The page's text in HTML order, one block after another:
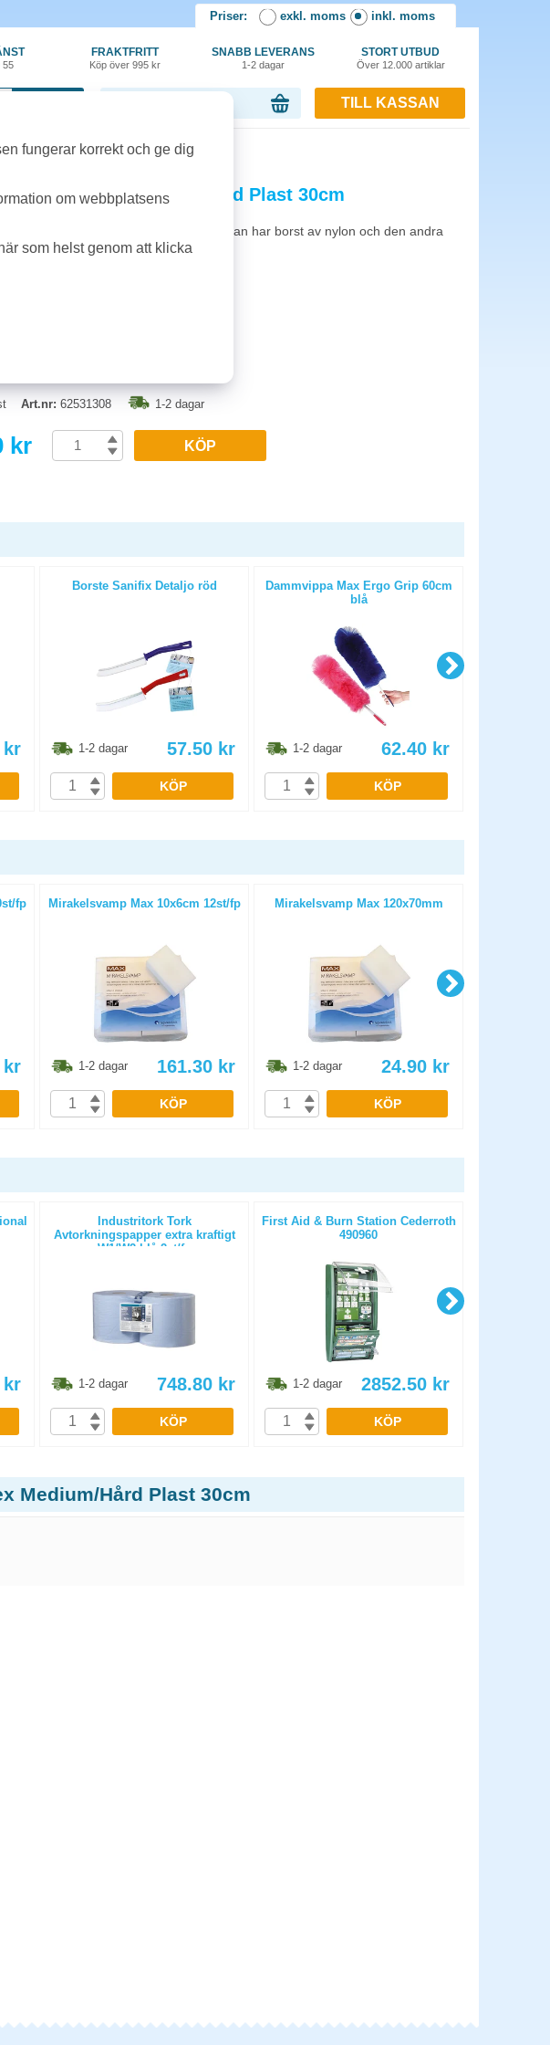
Priser: exkl. moms inkl. moms
55
FRAKTFRITT
Köp över 995 kr
SNABB LEVERANS
1-2 dagar
STORT UTBUD
Över 12.000 artiklar
TILL KASSAN
30cm
Nordex Medium/Hård Plast 30cm
för både damm och möbler. Ena sidan har borst av nylon och den andra
tagelblandning.
Art.nr: 62531308 1-2 dagar
kr KÖP
kr
Borste Sanifix Detaljo röd
1-2 dagar 57.50 kr
KÖP
Dammvippa Max Ergo Grip 60cm
blå
1-2 dagar 62.40 kr
KÖP
fp
kr
Mirakelsvamp Max 10x6cm 12st/fp
1-2 dagar 161.30 kr
KÖP
Mirakelsvamp Max 120x70mm
1-2 dagar 24.90 kr
KÖP
kr
Industritork Tork
Avtorkningspapper extra kraftigt
W1/W2 blå 2st/fp
1-2 dagar 748.80 kr
KÖP
First Aid & Burn Station Cederroth
490960
1-2 dagar 2852.50 kr
KÖP
Medium/Hård Plast 30cm
fungerar korrekt och ge dig
om webbplatsens
som helst genom att klicka